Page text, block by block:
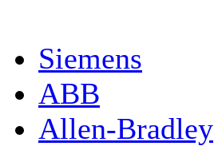
Siemens
ABB
Allen-Bradley